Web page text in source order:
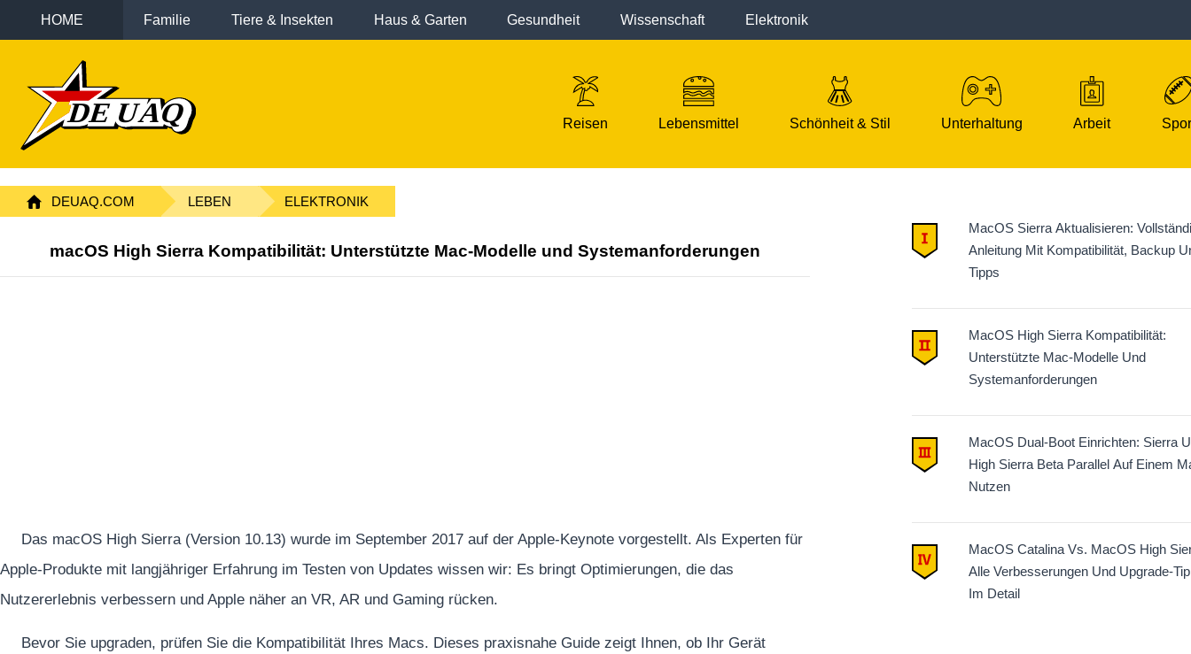
HOME Familie Tiere & Insekten Haus & Garten Gesundheit Wissenschaft Elektronik
Reisen Lebensmittel Schönheit & Stil Unterhaltung Arbeit
DEUAQ.COM LEBEN ELEKTRONIK
macOS High Sierra Kompatibilität: Unterstützte Mac-Modelle und Systemanforderungen
Das macOS High Sierra (Version 10.13) wurde im September 2017 auf der Apple-Keynote vorgestellt. Als Experten für
Apple-Produkte mit langjähriger Erfahrung im Testen von Updates wissen wir: Es bringt Optimierungen, die das
Nutzererlebnis verbessern und Apple näher an VR, AR und Gaming rücken.
Bevor Sie upgraden, prüfen Sie die Kompatibilität Ihres Macs. Dieses praxisnahe Guide zeigt Ihnen, ob Ihr Gerät
MacOS Sierra Aktualisieren:
Anleitung Mit Kompatibilität, Backup
Tipps
MacOS High Sierra Kompatibilität:
Unterstützte Mac-Modelle Und
Systemanforderungen
MacOS Dual-Boot Einrichten: Sierra
High Sierra Beta Parallel Auf Einem
Nutzen
MacOS Catalina Vs. MacOS High
Alle Verbesserungen Und Upgrade-
Im Detail